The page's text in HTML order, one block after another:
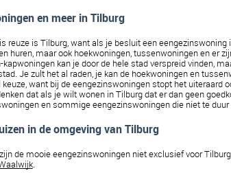
en meer in Tilburg
reuze is Tilburg, want als je besluit een
huren, maar ook hoekwoningen, tussenwoningen en er
kapwoningen kan je door de hele stad verspreid vinden,
Je zult het al raden, je kan de hoekwoningen en
keuze, want bij de eengezinswoningen stopt het uiteraard
dat als je wilt wonen in Tilburg dat er dan geen
en sommige eengezinswoningen die niet te
in de omgeving van Tilburg
de mooie eengezinswoningen niet exclusief voor
.